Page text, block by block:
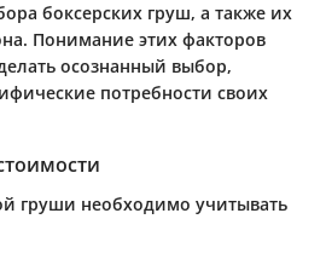
боксерских груш, а также их
Понимание этих факторов
осознанный выбор,
потребности своих
груши необходимо учитывать